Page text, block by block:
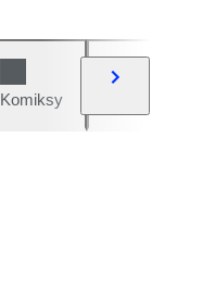
Komiksy